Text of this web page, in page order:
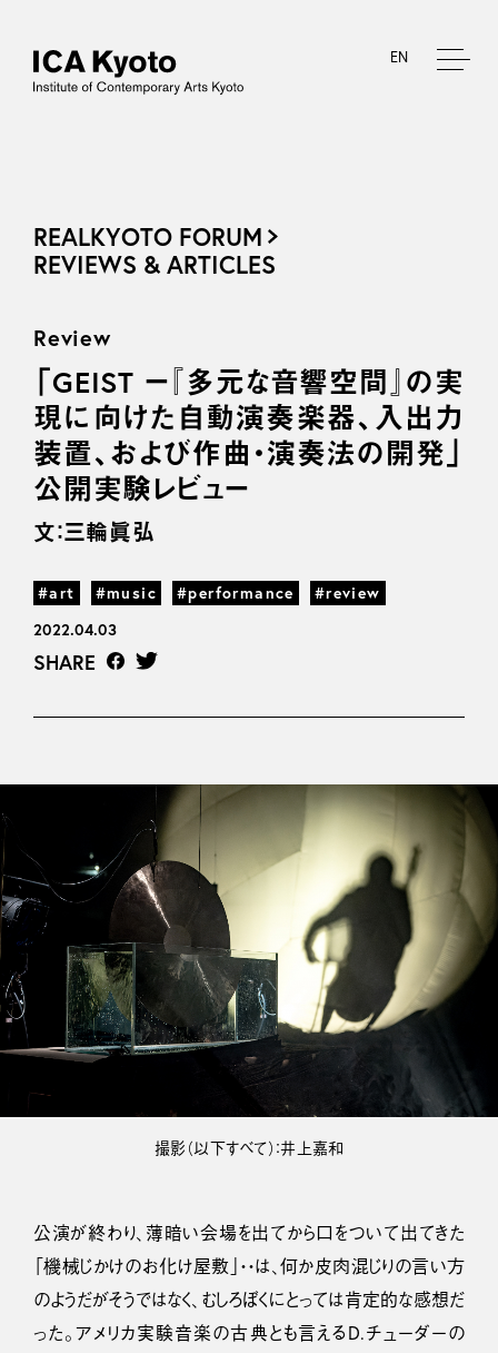
EN
REALKYOTO FORUM
REVIEWS & ARTICLES
Review
「GEIST ー『多元な音響空間』の実
現に向けた自動演奏楽器、入出力
装置、および作曲・演奏法の開発」
公開実験レビュー
文：三輪眞弘
#art #music #performance
#review
2022.04.03
SHARE
撮影（以下すべて）：井上嘉和
公演が終わり、薄暗い会場を出てから口をついて出てきた
「機械じかけのお化け屋敷」・・は、何か皮肉混じりの言い方
のようだがそうではなく、むしろぼくにとっては肯定的な感想だ
った。アメリカ実験音楽の古典とも言えるD.チューダーの